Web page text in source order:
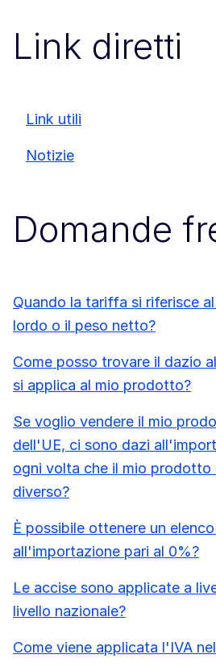
Link diretti
Link utili
Notizie
Domande
Quando la tariffa si riferisce
lordo o il peso netto?
Come posso trovare il dazio
si applica al mio prodotto?
Se voglio vendere il mio
dell'UE, ci sono dazi
ogni volta che il mio prodotto
diverso?
È possibile ottenere un
all'importazione pari al 0%?
Le accise sono applicate a
livello nazionale?
Come viene applicata l'IVA